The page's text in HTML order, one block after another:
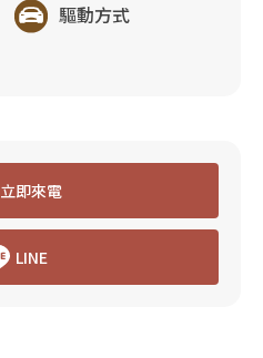
驅動方式
立即來電
LINE